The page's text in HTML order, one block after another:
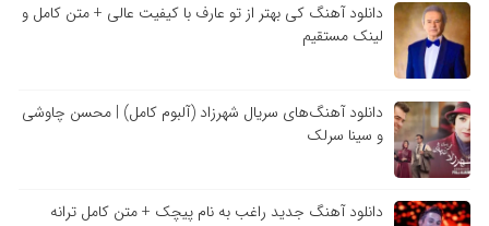
دانلود آهنگ کی بهتر از تو عارف با کیفیت عالی + متن کامل و
لینک مستقیم
دانلود آهنگ‌های سریال شهرزاد (آلبوم کامل) | محسن چاوشی
و سینا سرلک
دانلود آهنگ جدید راغب به نام پیچک + متن کامل ترانه